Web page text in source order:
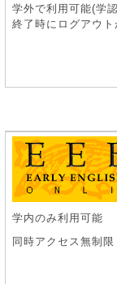
学外で利用可能(学
終了時にログアウ
学内のみ利用可能
同時アクセス無制限